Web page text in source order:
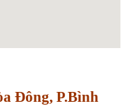
Đông, P.Bình